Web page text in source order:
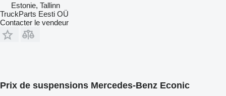
Estonie, Tallinn
TruckParts Eesti OÜ
Contacter le vendeur
Prix de suspensions Mercedes-Benz Econic